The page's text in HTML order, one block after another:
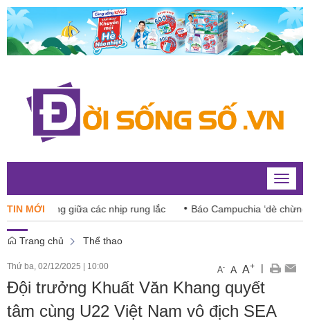
Toggle
TIN MỚI
tăng giữa các nhịp rung lắc Báo Campuchia ‘dè chừng’
Trang chủ Thể thao
Thứ ba, 02/12/2025 | 10:00 A- A A+ |
Đội trưởng Khuất Văn Khang quyết
tâm cùng U22 Việt Nam vô địch SEA